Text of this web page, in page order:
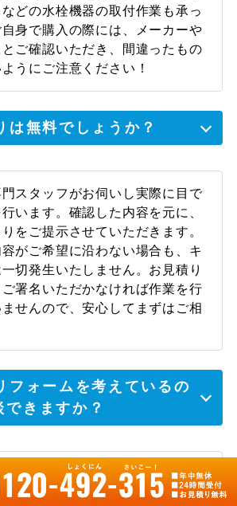
どの水栓機器の取付作業も承っ
身で購入の際には、メーカーや
ご確認いただき、間違ったもの
うにご注意ください！
は無料でしょうか？
スタッフがお伺いし実際に目で
います。確認した内容を元に、
をご提示させていただきます。
がご希望に沿わない場合も、キ
切発生いたしません。お見積り
署名いただかなければ作業を行
せんので、安心してまずはご相
フォームを考えているの
きますか？
道職人では水漏れ・つまり修理
交換やリフォームなど、幅広い